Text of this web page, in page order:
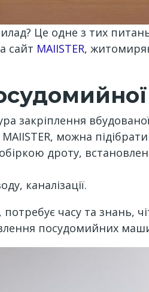
Це одне з тих
сайт MAIISTER,
закріплення вбудованої
можна
дроту,
каналізації.
, потребує часу та знань,
посудомийних